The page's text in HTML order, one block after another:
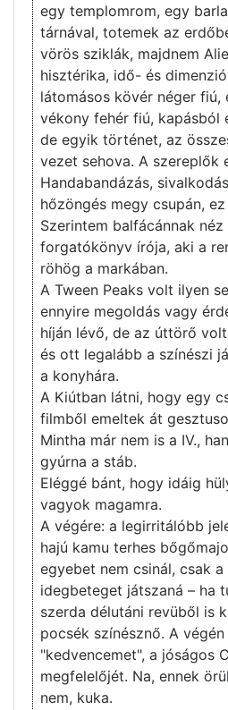
egy templomrom, egy
tárnával, totemek az
vörös sziklák, majdnem
hisztérika, idő- és
látomásos kövér néger fiú,
vékony fehér fiú, kapásból
de egyik történet, az
vezet sehova. A szereplők
Handabandázás,
hőzöngés megy csupán,
Szerintem balfácánnak néz
forgatókönyv írója, aki a
röhög a markában.
A Tween Peaks volt ilyen
ennyire megoldás vagy
híján lévő, de az úttörő
és ott legalább a színészi
a konyhára.
A Kiútban látni, hogy egy
filmből emeltek át
Mintha már nem is a IV.,
gyúrna a stáb.
Eléggé bánt, hogy idáig
vagyok magamra.
A végére: a legirritálóbb
hajú kamu terhes
egyebet nem csinál, csak
idegbeteget játszaná – ha
szerda délutáni revüből is
pocsék színésznő. A
"kedvencemet", a jóságos
megfelelőjét. Na, ennek
nem, kuka.